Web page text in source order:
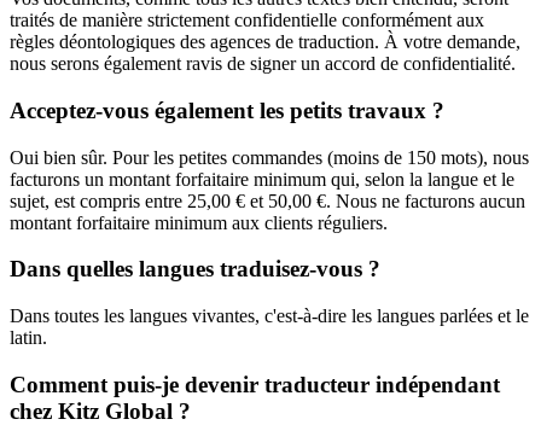
traités de manière strictement confidentielle conformément aux
règles déontologiques des agences de traduction. À votre demande,
nous serons également ravis de signer un accord de confidentialité.
Acceptez-vous également les petits travaux ?
Oui bien sûr. Pour les petites commandes (moins de 150 mots), nous
facturons un montant forfaitaire minimum qui, selon la langue et le
sujet, est compris entre 25,00 € et 50,00 €. Nous ne facturons aucun
montant forfaitaire minimum aux clients réguliers.
Dans quelles langues traduisez-vous ?
Dans toutes les langues vivantes, c'est-à-dire les langues parlées et le
latin.
Comment puis-je devenir traducteur indépendant
chez Kitz Global ?